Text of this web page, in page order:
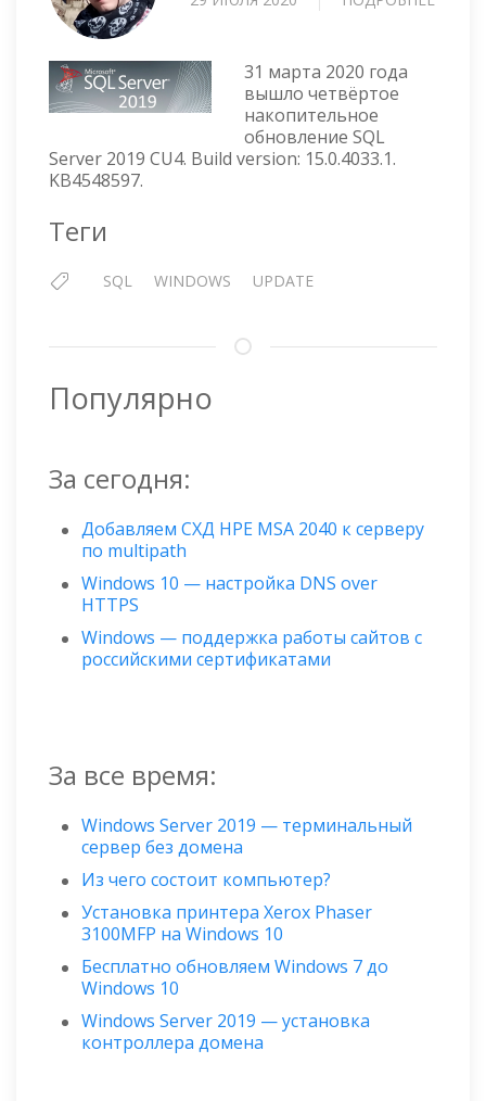
31 марта 2020 года
вышло четвёртое
накопительное
обновление SQL
Server 2019 CU4. Build version: 15.0.4033.1.
KB4548597.
Теги
SQL WINDOWS UPDATE
Популярно
За сегодня:
Добавляем СХД HPE MSA 2040 к серверу
по multipath
Windows 10 — настройка DNS over
HTTPS
Windows — поддержка работы сайтов с
российскими сертификатами
За все время:
Windows Server 2019 — терминальный
сервер без домена
Из чего состоит компьютер?
Установка принтера Xerox Phaser
3100MFP на Windows 10
Бесплатно обновляем Windows 7 до
Windows 10
Windows Server 2019 — установка
контроллера домена